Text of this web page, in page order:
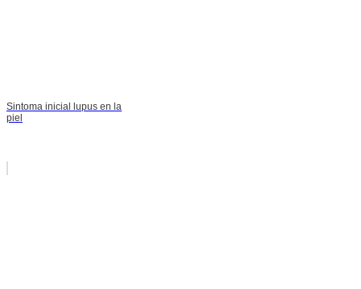
Sintoma inicial lupus en la
piel